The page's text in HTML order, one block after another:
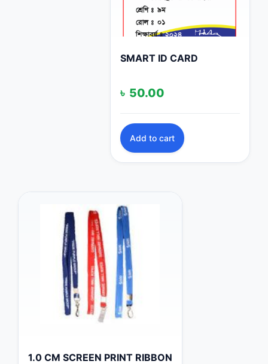
SMART ID CARD
৳ 50.00
Add to cart
1.0 CM SCREEN PRINT RIBBON